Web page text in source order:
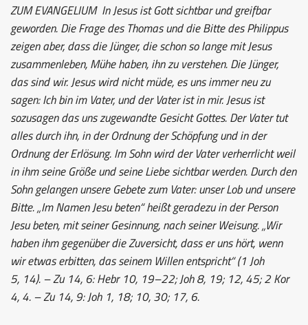
ZUM EVANGELIUMIn Jesus ist Gott sichtbar und greifbar
geworden. Die Frage des Thomas und die Bitte des Philippus
zeigen aber, dass die Jünger, die schon so lange mit Jesus
zusammenleben, Mühe haben, ihn zu verstehen. Die Jünger,
das sind wir. Jesus wird nicht müde, es uns immer neu zu
sagen: Ich bin im Vater, und der Vater ist in mir. Jesus ist
sozusagen das uns zugewandte Gesicht Gottes. Der Vater tut
alles durch ihn, in der Ordnung der Schöpfung und in der
Ordnung der Erlösung. Im Sohn wird der Vater verherrlicht weil
in ihm seine Größe und seine Liebe sichtbar werden. Durch den
Sohn gelangen unsere Gebete zum Vater: unser Lob und unsere
Bitte. „Im Namen Jesu beten“ heißt geradezu in der Person
Jesu beten, mit seiner Gesinnung, nach seiner Weisung. „Wir
haben ihm gegenüber die Zuversicht, dass er uns hört, wenn
wir etwas erbitten, das seinem Willen entspricht“ (1 Joh
5, 14). – Zu 14, 6: Hebr 10, 19–22; Joh 8, 19; 12, 45; 2 Kor
4, 4. – Zu 14, 9: Joh 1, 18; 10, 30; 17, 6.